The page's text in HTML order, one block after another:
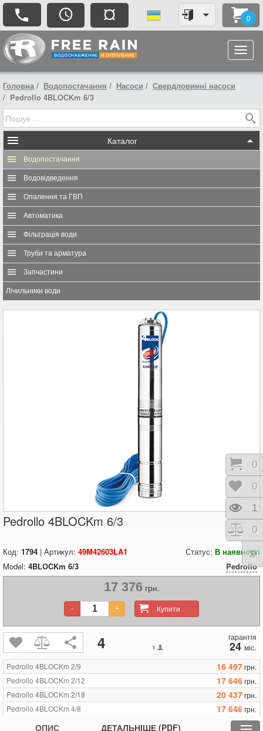
¤ 0
Головна Водопостачання Насоси
Свердловинні насоси
Pedrollo 4BLOCKm 6/3
Каталог
Водопостачання
Водовідведення
Опалення та ГВП
Автоматика
Фільтрація води
Труби та арматура
Запчастини
Лічильники води
Pedrollo 4BLOCKm 6/3
Код: 1794 | Артикул: 49M42603LA1 Статус: В наявності
Model: 4BLOCKm 6/3 Pedrollo
17 376грн.
Купити
- +
4 1
гарантія
24 міс.
Pedrollo 4BLOCKm 2/9
16 497грн.
Pedrollo 4BLOCKm 2/12
17 646грн.
Pedrollo 4BLOCKm 2/18
20 437грн.
Pedrollo 4BLOCKm 4/8
17 646грн.
20 437грн.
ОПИС ДЕТАЛЬНІШЕ (PDF)
0
0
1
0